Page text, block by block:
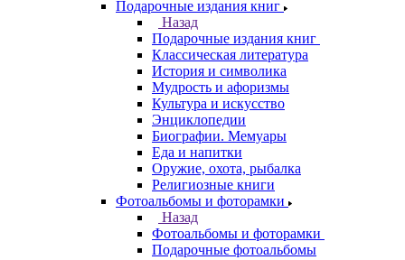
Подарочные издания книг
Назад
Подарочные издания книг
Классическая литература
История и символика
Мудрость и афоризмы
Культура и искусство
Энциклопедии
Биографии. Мемуары
Еда и напитки
Оружие, охота, рыбалка
Религиозные книги
Фотоальбомы и фоторамки
Назад
Фотоальбомы и фоторамки
Подарочные фотоальбомы